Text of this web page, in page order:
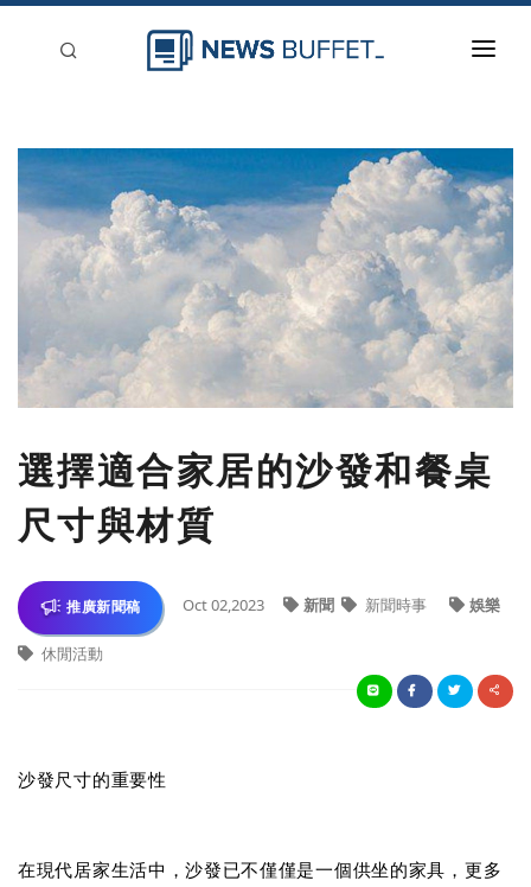
新聞稿分類
登入
刊登
選擇適合家居的沙發和餐桌
尺寸與材質
推廣新聞稿 Oct 02,2023 新聞 新聞時事 娛樂
休閒活動
沙發尺寸的重要性
在現代居家生活中，沙發已不僅僅是一個供坐的家具，更多